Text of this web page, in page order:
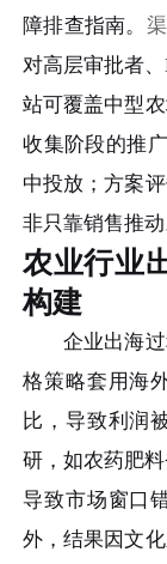
障排查指南。
对高层审批者
站可覆盖中型
收集阶段的推
中投放；方案
非只靠销售推动
农业行业
构建
企业出海过
格策略套用海
比，导致利润
研，如农药肥
导致市场窗口
外，结果因文